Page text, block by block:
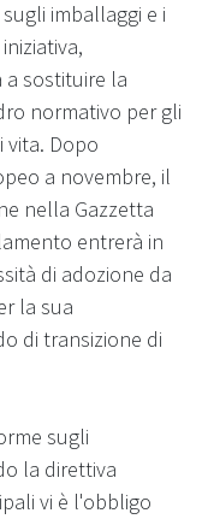
imballaggi e i
a sostituire la
normativo per gli
Dopo
a novembre, il
nella Gazzetta
entrerà in
di adozione da
la sua
di transizione di
sugli
la direttiva
vi è l'obbligo